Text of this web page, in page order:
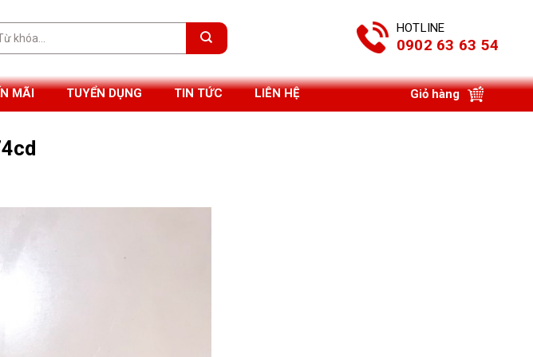
HOTLINE
0902 63 63 54
MÃI TUYỂN DỤNG TIN TỨC LIÊN HỆ Giỏ hàng